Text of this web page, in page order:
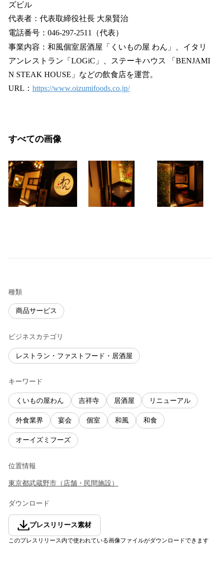
ズビル
代表者：代表取締役社長 大泉賢治
電話番号：046-297-2511（代表）
事業内容：和風個室居酒屋「くいもの屋 わん」、イタリ
アンレストラン「LOGiC」、ステーキハウス 「BENJAMI
N STEAK HOUSE」などの飲食店を運営。
URL： https://www.oizumifoods.co.jp/
すべての画像
種類
商品サービス
ビジネスカテゴリ
レストラン・ファストフード・居酒屋
キーワード
くいもの屋わん 吉祥寺 居酒屋 リニューアル
外食業界 宴会 個室 和風 和食
オーイズミフーズ
位置情報
東京都武蔵野市 （ 店舗・民間施設 ）
ダウンロード
プレスリリース素材
このプレスリリース内で使われている画像ファイルがダウンロードできます